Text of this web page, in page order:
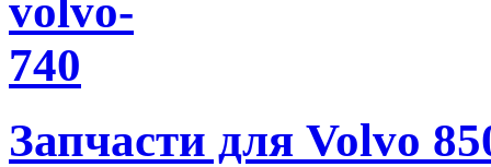
Запчасти для Volvo